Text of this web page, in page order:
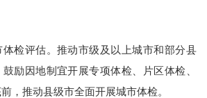
评估。推动市级及以上城市和部分县
励因地制宜开展专项体检、片区体检、
，推动县级市全面开展城市体检。